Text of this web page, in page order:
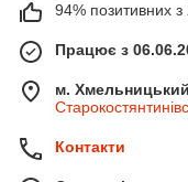
94% позитивних з
Працює з
м. Хмельницький
Контакти